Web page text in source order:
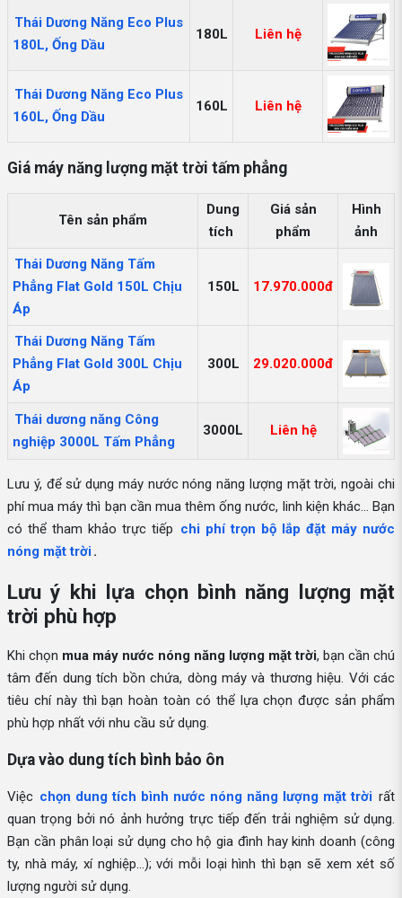
Thái Dương Năng Eco Plus
180L, Ống Dầu
180L Liên hệ
Thái Dương Năng Eco Plus
160L, Ống Dầu
160L Liên hệ
Giá máy năng lượng mặt trời tấm phẳng
Tên sản phẩm
Dung
tích
Giá sản
phẩm
Hình
ảnh
Thái Dương Năng Tấm
Phẳng Flat Gold 150L Chịu
Áp
150L 17.970.000đ
Thái Dương Năng Tấm
Phẳng Flat Gold 300L Chịu
Áp
300L 29.020.000đ
Thái dương năng Công
nghiệp 3000L Tấm Phẳng
3000L Liên hệ
Lưu ý, để sử dụng máy nước nóng năng lượng mặt trời, ngoài chi
phí mua máy thì bạn cần mua thêm ống nước, linh kiện khác... Bạn
có thể tham khảo trực tiếp chi phí trọn bộ lắp đặt máy nước
nóng mặt trời.
Lưu ý khi lựa chọn bình năng lượng mặt
trời phù hợp
Khi chọn mua máy nước nóng năng lượng mặt trời, bạn cần chú
tâm đến dung tích bồn chứa, dòng máy và thương hiệu. Với các
tiêu chí này thì bạn hoàn toàn có thể lựa chọn được sản phẩm
phù hợp nhất với nhu cầu sử dụng.
Dựa vào dung tích bình bảo ôn
Việc chọn dung tích bình nước nóng năng lượng mặt trời rất
quan trọng bởi nó ảnh hưởng trực tiếp đến trải nghiệm sử dụng.
Bạn cần phân loại sử dụng cho hộ gia đình hay kinh doanh (công
ty, nhà máy, xí nghiệp...); với mỗi loại hình thì bạn sẽ xem xét số
lượng người sử dụng.